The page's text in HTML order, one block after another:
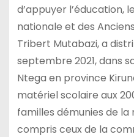
d’appuyer l’éducation,
nationale et des
Tribert Mutabazi, a
septembre 2021, dans
Ntega en province
matériel scolaire aux
familles démunies de
compris ceux de la